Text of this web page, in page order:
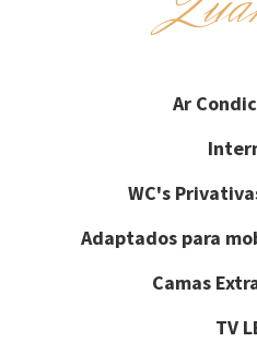
Ar
WC's
Adaptados para
Camas
TV